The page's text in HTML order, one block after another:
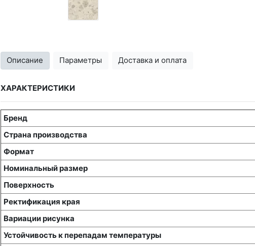
Описание Параметры Доставка и оплата
ХАРАКТЕРИСТИКИ
Бренд
Страна производства
Формат
Номинальный размер
Поверхность
Ректификация края
Вариации рисунка
Устойчивость к перепадам температуры